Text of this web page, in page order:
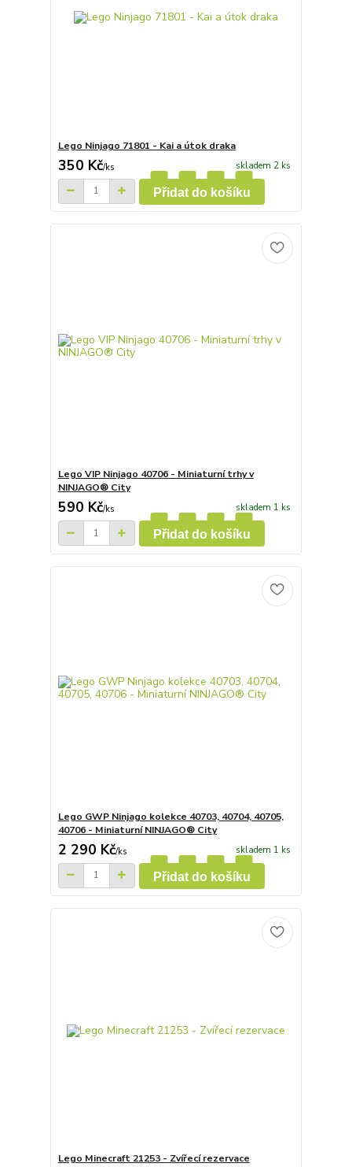
Lego Ninjago 71801 - Kai a útok draka
350 Kč/ks skladem 2 ks
Přidat do košíku
Lego VIP Ninjago 40706 - Miniaturní trhy v
NINJAGO® City
590 Kč/ks skladem 1 ks
Přidat do košíku
Lego GWP Ninjago kolekce 40703, 40704, 40705,
40706 - Miniaturní NINJAGO® City
2 290 Kč/ks skladem 1 ks
Přidat do košíku
Lego Minecraft 21253 - Zvířecí rezervace